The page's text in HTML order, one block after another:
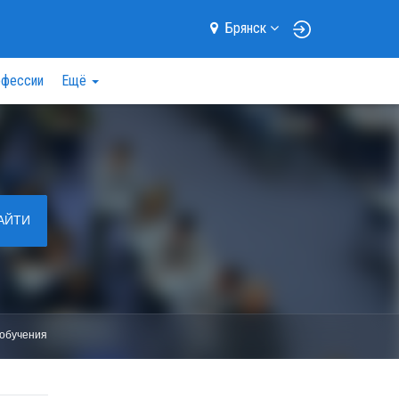
Брянск
Ещё